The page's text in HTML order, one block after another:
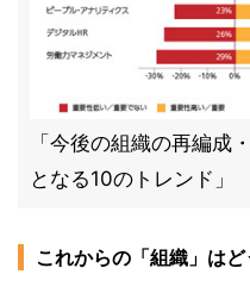
「今後の組織の再編成
となる10のトレンド」
これからの「組織」は